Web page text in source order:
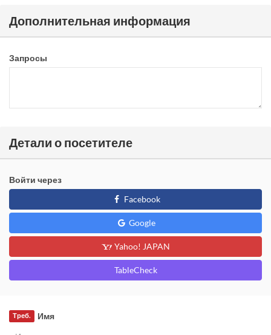
Дополнительная информация
Запросы
Детали о посетителе
Войти через
Facebook
Google
Yahoo! JAPAN
TableCheck
Имя
Треб.